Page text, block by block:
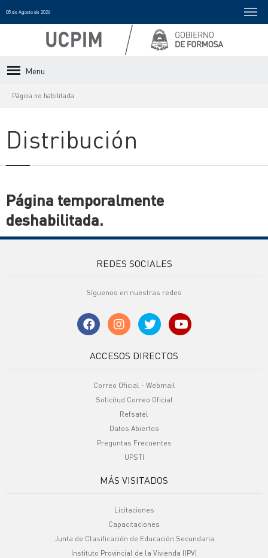
08 de Agosto de 2026
Menu
Página no habilitada
Distribución
Página temporalmente
deshabilitada.
REDES SOCIALES
Síguenos en nuestras redes
ACCESOS DIRECTOS
Correo Oficial - Webmail
Solicitud Correo Oficial
Refsatel
Datos Abiertos
Preguntas Frecuentes
UPSTI
MÁS VISITADOS
Licitaciones
Capacitaciones
Junta de Clasificación de Educación Secundaria
Instituto Provincial de la Vivienda (IPV)